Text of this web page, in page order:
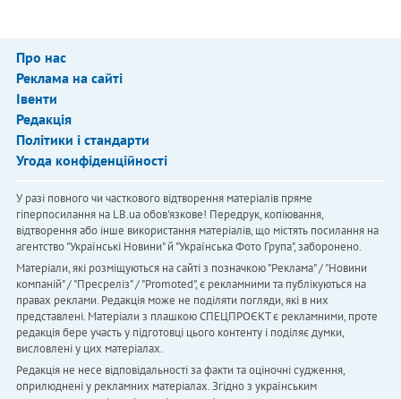
Про нас
Реклама на сайті
Івенти
Редакція
Політики і стандарти
Угода конфіденційності
У разі повного чи часткового відтворення матеріалів пряме
гіперпосилання на LB.ua обов'язкове! Передрук, копіювання,
відтворення або інше використання матеріалів, що містять посилання на
агентство "Українськi Новини" й "Українська Фото Група", заборонено.
Матеріали, які розміщуються на сайті з позначкою "Реклама" / "Новини
компаній" / "Пресреліз" / "Promoted", є рекламними та публікуються на
правах реклами. Редакція може не поділяти погляди, які в них
представлені. Матеріали з плашкою СПЕЦПРОЄКТ є рекламними, проте
редакція бере участь у підготовці цього контенту і поділяє думки,
висловлені у цих матеріалах.
Редакція не несе відповідальності за факти та оціночні судження,
оприлюднені у рекламних матеріалах. Згідно з українським